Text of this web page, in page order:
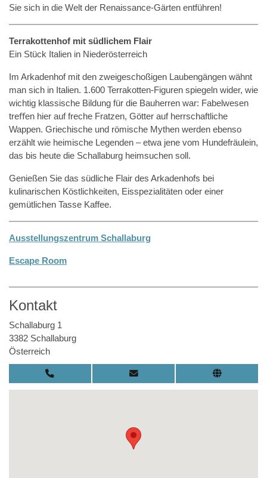
Sie sich in die Welt der Renaissance-Gärten entführen!
Terrakottenhof mit südlichem Flair
Ein Stück Italien in Niederösterreich
Im Arkadenhof mit den zweigeschoßigen Laubengängen wähnt
man sich in Italien. 1.600 Terrakotten-Figuren spiegeln wider, wie
wichtig klassische Bildung für die Bauherren war: Fabelwesen
treﬀen hier auf freche Fratzen, Götter auf herrschaftliche
Wappen. Griechische und römische Mythen werden ebenso
erzählt wie heimische Legenden – etwa jene vom Hundefräulein,
das bis heute die Schallaburg heimsuchen soll.
Genießen Sie das südliche Flair des Arkadenhofs bei
kulinarischen Köstlichkeiten, Eisspezialitäten oder einer
gemütlichen Tasse Kaffee.
Ausstellungszentrum Schallaburg
Escape Room
Kontakt
Schallaburg 1
3382 Schallaburg
Österreich